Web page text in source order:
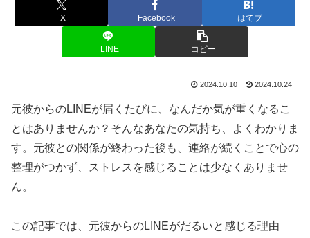
X Facebook はてブ
LINE コピー
2024.10.10 2024.10.24
元彼からのLINEが届くたびに、なんだか気が重くなるこ
とはありませんか？そんなあなたの気持ち、よくわかりま
す。元彼との関係が終わった後も、連絡が続くことで心の
整理がつかず、ストレスを感じることは少なくありませ
ん。
この記事では、元彼からのLINEがだるいと感じる理由